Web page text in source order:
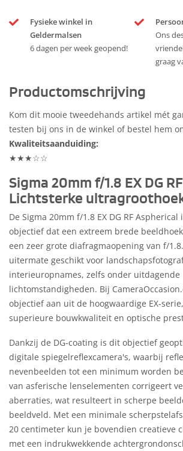
Fysieke winkel in
Geldermalsen
6 dagen per week geopend!
Ons
graag
Productomschrijving
Kom dit mooie tweedehands artikel mét
testen bij ons in de winkel of bestel hem
Kwaliteitsaanduiding:
★★★☆☆
Sigma 20mm f/1.8 EX DG
Lichtsterke
De Sigma 20mm f/1.8 EX DG RF
objectief dat een extreem brede
een zeer grote diafragmaopening van f/
uitermate geschikt voor
interieuropnames, zelfs onder uitdagende
lichtomstandigheden. Bij
objectief aan uit de hoogwaardige EX-
superieure bouwkwaliteit en optische
Dankzij de DG-coating is dit objectief
digitale spiegelreflexcamera's, waarbij
nevenbeelden tot een minimum worden
van asferische lenselementen corrigeert
aberraties, wat resulteert in scherpe
beeldveld. Met een minimale
20 centimeter kun je bovendien creatieve
met een indrukwekkende